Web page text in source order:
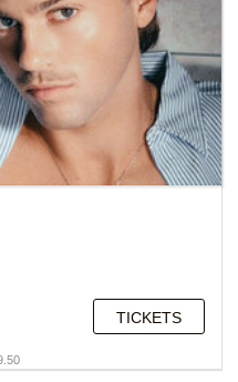
TICKETS